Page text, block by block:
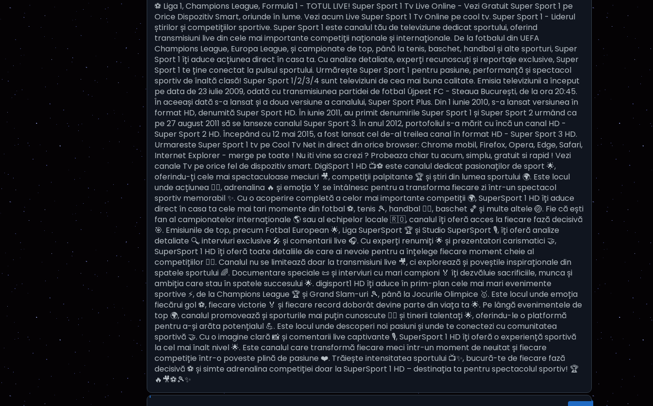
⚽ Liga 1, Champions League, Formula 1 - TOTUL LIVE! Super Sport 1 Tv Live Online - Vezi Gratuit Super Sport 1 pe
Orice Dispozitiv Smart, oriunde în lume. Vezi acum Live Super Sport 1 Tv Online pe cool tv. Super Sport 1 - Liderul
știrilor și competițiilor sportive. Super Sport 1 este canalul tău de televiziune dedicat sportului, oferind
transmisiuni live din cele mai importante competiții naționale și internaționale. De la fotbalul din UEFA
Champions League, Europa League, și campionate de top, până la tenis, baschet, handbal și alte sporturi, Super
Sport 1 îți aduce acțiunea direct în casa ta. Cu analize detaliate, experți recunoscuți și reportaje exclusive, Super
Sport 1 te ține conectat la pulsul sportului. Urmărește Super Sport 1 pentru pasiune, performanță și spectacol
sportiv de înaltă clasă! Super Sport 1/2/3/4 sunt televiziuni de cea mai buna calitate. Emisia televiziunii a început
pe data de 23 iulie 2009, odată cu transmisiunea partidei de fotbal Újpest FC - Steaua București, de la ora 20:45.
În aceeași dată s-a lansat și a doua versiune a canalului, Super Sport Plus. Din 1 iunie 2010, s-a lansat versiunea în
format HD, denumită Super Sport HD. În iunie 2011, au primit denumirile Super Sport 1 și Super Sport 2 urmând ca
pe 27 august 2011 să se lanseze canalul Super Sport 3. În anul 2012, portofoliul s-a mărit cu încă un canal HD -
Super Sport 2 HD. Începând cu 12 mai 2015, a fost lansat cel de-al treilea canal în format HD - Super Sport 3 HD.
Urmareste Super Sport 1 tv pe Cool Tv Net in direct din orice browser: Chrome mobil, Firefox, Opera, Edge, Safari,
Internet Explorer - merge pe toate ! Nu iti vine sa crezi ? Probeaza chiar tu acum, simplu, gratuit si rapid ! Vezi
canale Tv pe orice fel de dispozitiv smart. DigiSport 1 HD 📺⚽ este canalul dedicat pasionaților de sport 🌟,
oferindu-ți cele mai spectaculoase meciuri 🎥, competiții palpitante 🏆 și știri din lumea sportului 🌍. Este locul
unde acțiunea 🏃‍♂️, adrenalina 🔥 și emoția 🏅 se întâlnesc pentru a transforma fiecare zi într-un spectacol
sportiv memorabil ✨. Cu o acoperire completă a celor mai importante competiții 🌍, SuperSport 1 HD îți aduce
direct în casa ta cele mai tari momente din fotbal ⚽, tenis 🎾, handbal 🤾‍♂️, baschet 🏀 și multe altele 🏐. Fie că ești
fan al campionatelor internaționale 🌎 sau al echipelor locale 🇷🇴, canalul îți oferă acces la fiecare fază decisivă
🎯. Emisiunile de top, precum Fotbal European 🌟, Liga SuperSport 🏆 și Studio SuperSport 🎙️, îți oferă analize
detaliate 🔍, interviuri exclusive 🎤 și comentarii live 🎧. Cu experți renumiți 🌟 și prezentatori carismatici 🤝,
SuperSport 1 HD îți oferă toate detaliile de care ai nevoie pentru a înțelege fiecare moment cheie al
competițiilor 🕵️‍♂️. Canalul nu se limitează doar la transmisiuni live 🎥, ci explorează și poveștile inspiraționale din
spatele sportului 🌈. Documentare speciale 📜 și interviuri cu mari campioni 🏅 îți dezvăluie sacrificiile, munca și
ambiția care stau în spatele succesului 🌟. digisport1 HD îți aduce în prim-plan cele mai mari evenimente
sportive ⚡, de la Champions League 🏆 și Grand Slam-uri 🎾, până la Jocurile Olimpice 🥇. Este locul unde emoția
fiecărui gol ⚽, fiecare victorie 🏅 și fiecare record doborât devine parte din viața ta 🌟. Pe lângă evenimentele de
top 🌍, canalul promovează și sporturile mai puțin cunoscute 🏌️‍♂️ și tinerii talentați 🌟, oferindu-le o platformă
pentru a-și arăta potențialul 💪. Este locul unde descoperi noi pasiuni și unde te conectezi cu comunitatea
sportivă 🤝. Cu o imagine clară 📸 și comentarii live captivante 🎙️, SuperSport 1 HD îți oferă o experiență sportivă
la cel mai înalt nivel 🌟. Este canalul care transformă fiecare meci într-un moment de neuitat și fiecare
competiție într-o poveste plină de pasiune ❤️. Trăiește intensitatea sportului 📺✨, bucură-te de fiecare fază
decisivă ⚽ și simte adrenalina competiției doar la SuperSport 1 HD – destinația ta pentru spectacolul sportiv! 🏆
🔥🎥⚽🎾✨